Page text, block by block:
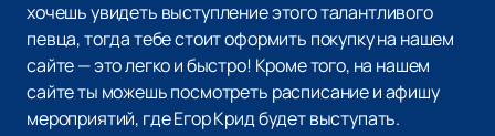
хочешь увидеть выступление этого талантливого
певца, тогда тебе стоит оформить покупку на нашем
сайте — это легко и быстро! Кроме того, на нашем
сайте ты можешь посмотреть расписание и афишу
мероприятий, где Егор Крид будет выступать.